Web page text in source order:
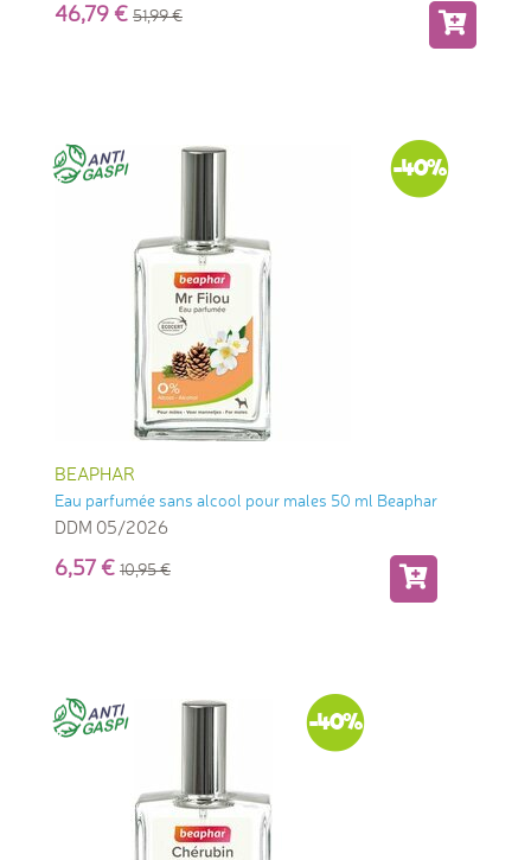
46,79 51,99
-40%
BEAPHAR
Eau parfumée sans alcool pour males 50 ml Beaphar
DDM 05/2026
6,57 10,95
-40%